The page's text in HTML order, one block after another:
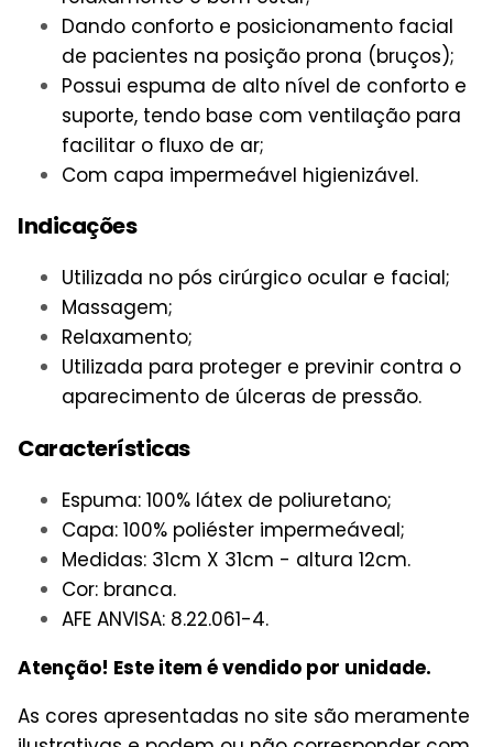
Dando conforto e posicionamento facial
de pacientes na posição prona (bruços);
Possui espuma de alto nível de conforto e
suporte, tendo base com ventilação para
facilitar o fluxo de ar;
Com capa impermeável higienizável.
Indicações
Utilizada no pós cirúrgico ocular e facial;
Massagem;
Relaxamento;
Utilizada para proteger e previnir contra o
aparecimento de úlceras de pressão.
Características
Espuma: 100% látex de poliuretano;
Capa: 100% poliéster impermeáveal;
Medidas: 31cm X 31cm - altura 12cm.
Cor: branca.
AFE ANVISA: 8.22.061-4.
Atenção! Este item é vendido por unidade.
As cores apresentadas no site são meramente